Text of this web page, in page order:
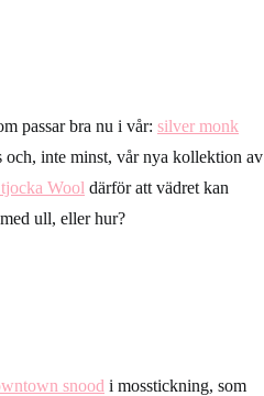
passar bra nu i vår: silver monk
och, inte minst, vår nya kollektion av
Wool därför att vädret kan
ull, eller hur?
snood i mosstickning, som